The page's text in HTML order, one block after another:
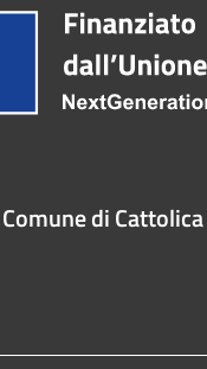
Comune di Cattolica